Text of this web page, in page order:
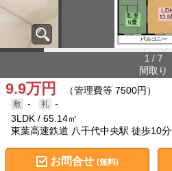
1 / 7
間取り
9.9万円 （管理費等 7500円）
-
-
3LDK
65.14㎡
東葉高速鉄道 八千代中央駅 徒歩10分
お問合せ (無料)